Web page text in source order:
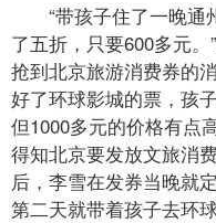
“带孩子住了一晚通
了五折，只要600多元
抢到北京旅游消费券的
好了环球影城的票，孩
但1000多元的价格有点
得知北京要发放文旅消
后，李雪在发券当晚就
第二天就带着孩子去环